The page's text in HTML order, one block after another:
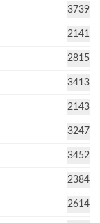
3739
2141
2815
3413
2143
3247
3452
2384
2614